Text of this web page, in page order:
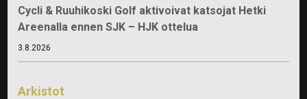
Cycli & Ruuhikoski Golf aktivoivat katsojat Hetki
Areenalla ennen SJK – HJK ottelua
3.8.2026
Arkistot